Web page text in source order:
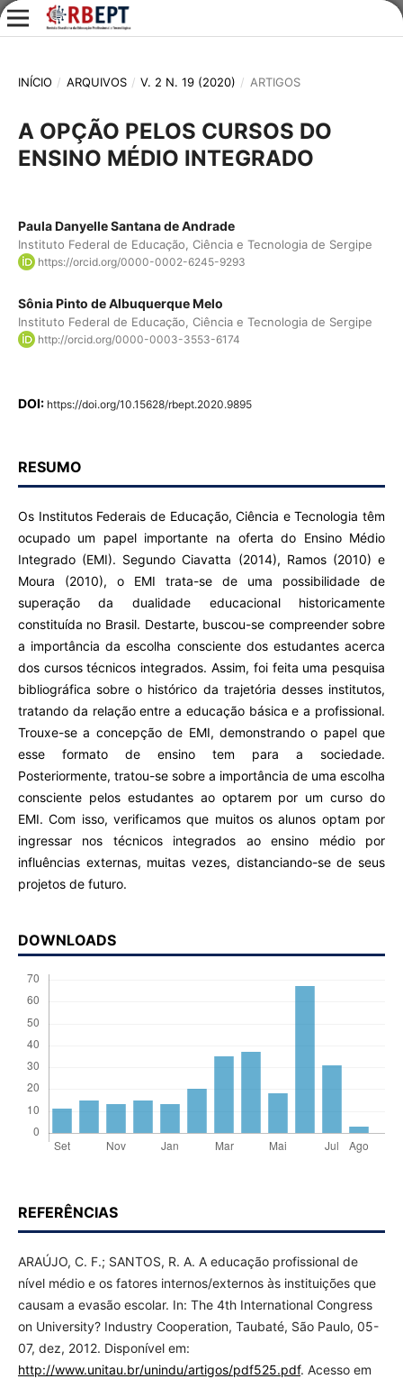
INÍCIO / ARQUIVOS / V. 2 N. 19 (2020) / ARTIGOS
A OPÇÃO PELOS CURSOS DO
ENSINO MÉDIO INTEGRADO
Paula Danyelle Santana de Andrade
Instituto Federal de Educação, Ciência e Tecnologia de Sergipe
https://orcid.org/0000-0002-6245-9293
Sônia Pinto de Albuquerque Melo
Instituto Federal de Educação, Ciência e Tecnologia de Sergipe
http://orcid.org/0000-0003-3553-6174
DOI: https://doi.org/10.15628/rbept.2020.9895
RESUMO
Os Institutos Federais de Educação, Ciência e Tecnologia têm
ocupado um papel importante na oferta do Ensino Médio
Integrado (EMI). Segundo Ciavatta (2014), Ramos (2010) e
Moura (2010), o EMI trata-se de uma possibilidade de
superação da dualidade educacional historicamente
constituída no Brasil. Destarte, buscou-se compreender sobre
a importância da escolha consciente dos estudantes acerca
dos cursos técnicos integrados. Assim, foi feita uma pesquisa
bibliográfica sobre o histórico da trajetória desses institutos,
tratando da relação entre a educação básica e a profissional.
Trouxe-se a concepção de EMI, demonstrando o papel que
esse formato de ensino tem para a sociedade.
Posteriormente, tratou-se sobre a importância de uma escolha
consciente pelos estudantes ao optarem por um curso do
EMI. Com isso, verificamos que muitos os alunos optam por
ingressar nos técnicos integrados ao ensino médio por
influências externas, muitas vezes, distanciando-se de seus
projetos de futuro.
DOWNLOADS
REFERÊNCIAS
ARAÚJO, C. F.; SANTOS, R. A. A educação profissional de
nível médio e os fatores internos/externos às instituições que
causam a evasão escolar. In: The 4th International Congress
on University? Industry Cooperation, Taubaté, São Paulo, 05-
07, dez, 2012. Disponível em:
http://www.unitau.br/unindu/artigos/pdf525.pdf. Acesso em